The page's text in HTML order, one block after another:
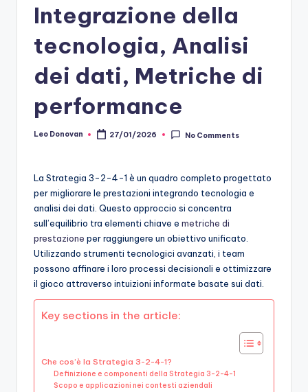
Integrazione della
tecnologia, Analisi
dei dati, Metriche di
performance
Posted
Leo Donovan 27/01/2026 No Comments
La Strategia 3-2-4-1 è un quadro completo progettato
per migliorare le prestazioni integrando tecnologia e
analisi dei dati. Questo approccio si concentra
sull’equilibrio tra elementi chiave e metriche di
prestazione per raggiungere un obiettivo unificato.
Utilizzando strumenti tecnologici avanzati, i team
possono affinare i loro processi decisionali e ottimizzare
il gioco attraverso intuizioni informate basate sui dati.
Key sections in the article:
Che cos’è la Strategia 3-2-4-1?
Definizione e componenti della Strategia 3-2-4-1
Scopo e applicazioni nei contesti aziendali